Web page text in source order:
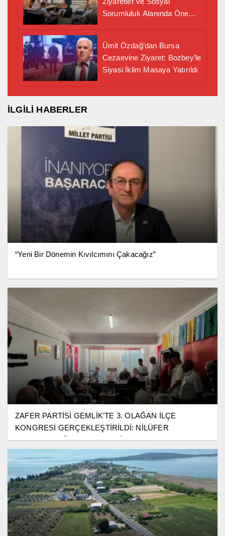
Sorumluluk Alanında Önemli
Ümit Özdağ’dan Bursa
Cezaevine Ziyaret: Bozbey’le
Siyasi İklim Masaya Yatırıldı
İLGİLİ HABERLER
“Yeni Bir Dönemin Kıvılcımını Çakacağız”
ZAFER PARTİSİ GEMLİK’TE 3. OLAĞAN İLÇE
KONGRESİ GERÇEKLEŞTİRİLDİ: NİLÜFER
TOPRAKÇI GÜVEN TAZELEDİ